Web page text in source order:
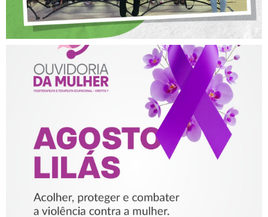
AGOSTO LILÁS – ACOLHER,
PROTEGER E COMBATER A
VIOLÊNCIA CONTRA A
MULHER